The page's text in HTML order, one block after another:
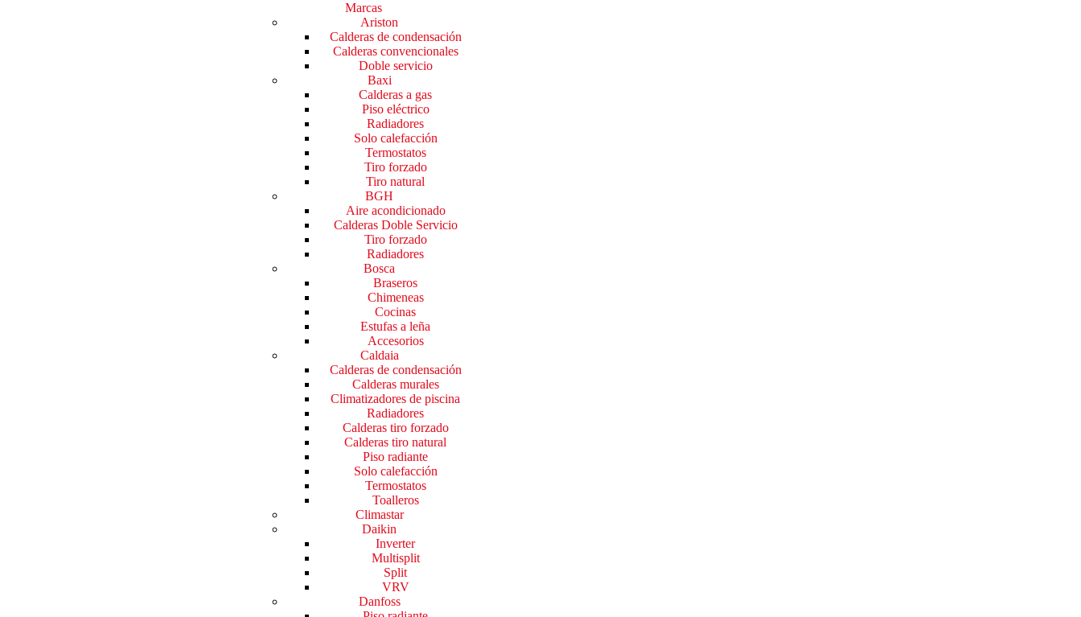
Marcas
Ariston
Calderas de condensación
Calderas convencionales
Doble servicio
Baxi
Calderas a gas
Piso eléctrico
Radiadores
Solo calefacción
Termostatos
Tiro forzado
Tiro natural
BGH
Aire acondicionado
Calderas Doble Servicio
Tiro forzado
Radiadores
Bosca
Braseros
Chimeneas
Cocinas
Estufas a leña
Accesorios
Caldaia
Calderas de condensación
Calderas murales
Climatizadores de piscina
Radiadores
Calderas tiro forzado
Calderas tiro natural
Piso radiante
Solo calefacción
Termostatos
Toalleros
Climastar
Daikin
Inverter
Multisplit
Split
VRV
Danfoss